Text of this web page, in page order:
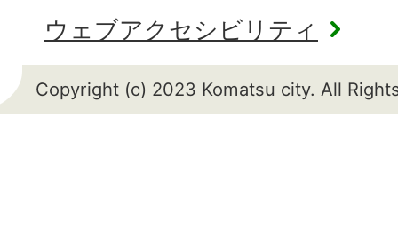
ウェブアクセシビリティ
Copyright (c) 2023 Komatsu city. All